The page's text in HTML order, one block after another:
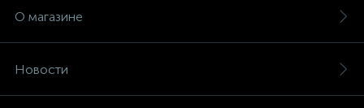
О магазине
Новости